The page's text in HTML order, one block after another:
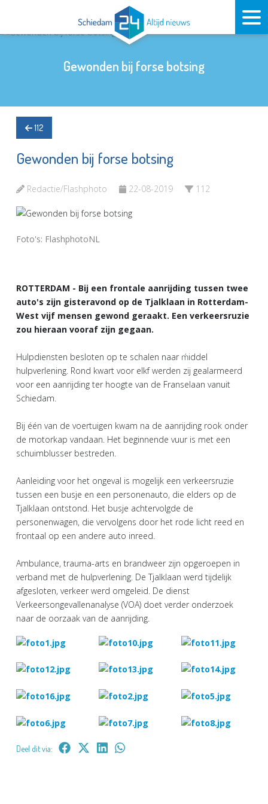
Gewonden bij forse botsing
112
Gewonden bij forse botsing
Redactie/Flashphoto 22-08-2019 112
Foto's: FlashphotoNL
ROTTERDAM - Bij een frontale aanrijding tussen twee
auto's zijn gisteravond op de Tjalklaan in Rotterdam-
West vijf mensen gewond geraakt. Een verkeersruzie
zou hieraan vooraf zijn gegaan.
Hulpdiensten besloten op te schalen naar ḿiddel
hulpverlening. Rond kwart voor elkf werden zij gealarmeerd
voor een aanrijding ter hoogte van de Franselaan vanuit
Schiedam.
Bij één van de voertuigen kwam na de aanrijding rook onder
de motorkap vandaan. Het beginnende vuur is met een
schuimblusser bestreden.
Aanleiding voor het ongeval is mogelijk een verkeersruzie
tussen een busje en een personenauto, die elders op de
Tjalklaan ontstond. Het busje achtervolgde de
personenwagen, die vervolgens door het rode licht reed en
frontaal op een andere auto inreed.
Ambulance, trauma-arts en brandweer zijn opgeroepen in
verband met de hulpverlening. De Tjalklaan werd tijdelijk
afgesloten, verkeer werd omgeleid. De dienst
Verkeersongevallenanalyse (VOA) doet verder onderzoek
naar de oorzaak van de aanrijding.
Deel dit via: